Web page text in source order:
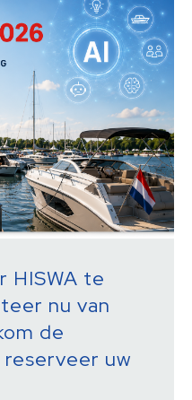
HISWA te
nu van
de
uw